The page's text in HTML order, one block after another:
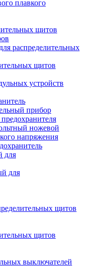
плавкого
щитов
распределительных
щитов
устройств
прибор
ножевой
напряжения
для
для
щитов
щитов
выключателей